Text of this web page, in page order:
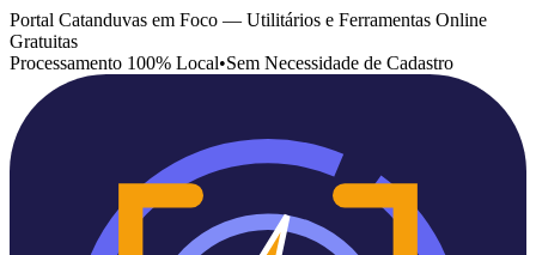
Portal Catanduvas em Foco — Utilitários e Ferramentas Online
Gratuitas
Processamento 100% Local•Sem Necessidade de Cadastro